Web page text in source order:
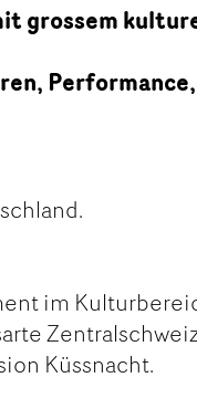
grossem
Performance,
im
Küssnacht.